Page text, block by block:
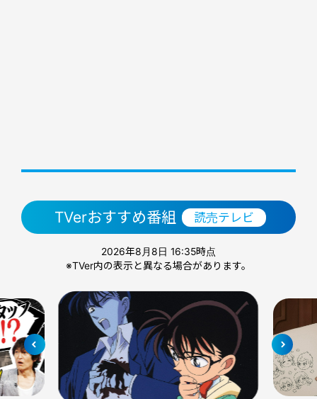
TVerおすすめ番組 読売テレビ
2026年8月8日 16:35時点
※TVer内の表示と異なる場合があります。